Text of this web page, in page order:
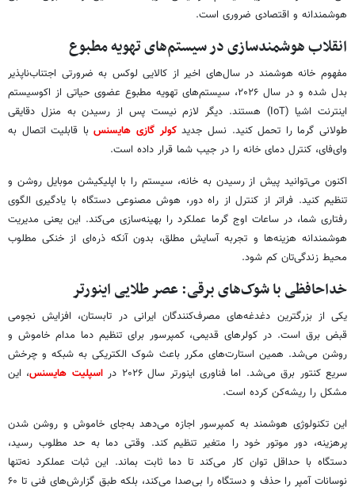
هوشمندانه و اقتصادی ضروری است.
انقلاب هوشمندسازی در سیستم‌های تهویه مطبوع
مفهوم خانه هوشمند در سال‌های اخیر از کالایی لوکس به ضرورتی اجتناب‌ناپذیر
بدل شده و در سال ۲۰۲۶، سیستم‌های تهویه مطبوع عضوی حیاتی از اکوسیستم
اینترنت اشیا (IoT) هستند. دیگر لازم نیست پس از رسیدن به منزل دقایقی
طولانی گرما را تحمل کنید. نسل جدیدکولر گازی هایسنسبا قابلیت اتصال به
وای‌فای، کنترل دمای خانه را در جیب شما قرار داده است.
اکنون می‌توانید پیش از رسیدن به خانه، سیستم را با اپلیکیشن موبایل روشن و
تنظیم کنید. فراتر از کنترل از راه دور، هوش مصنوعی دستگاه با یادگیری الگوی
رفتاری شما، در ساعات اوج گرما عملکرد را بهینه‌سازی می‌کند. این یعنی مدیریت
هوشمندانه هزینه‌ها و تجربه آسایش مطلق، بدون آنکه ذره‌ای از خنکی مطلوب
محیط زندگی‌تان کم شود.
خداحافظی با شوک‌های برقی: عصر طلایی اینورتر
یکی از بزرگترین دغدغه‌های مصرف‌کنندگان ایرانی در تابستان، افزایش نجومی
قبض برق است. در کولرهای قدیمی، کمپرسور برای تنظیم دما مدام خاموش و
روشن می‌شد. همین استارت‌های مکرر باعث شوک الکتریکی به شبکه و چرخش
سریع کنتور برق می‌شد. اما فناوری اینورتر سال ۲۰۲۶ در
اسپلیت هایسنس، این
مشکل را ریشه‌کن کرده است.
این تکنولوژی هوشمند به کمپرسور اجازه می‌دهد به‌جای خاموش و روشن شدن
پرهزینه، دور موتور خود را متغیر تنظیم کند. وقتی دما به حد مطلوب رسید،
دستگاه با حداقل توان کار می‌کند تا دما ثابت بماند. این ثبات عملکرد نه‌تنها
نوسانات آمپر را حذف و دستگاه را بی‌صدا می‌کند، بلکه طبق گزارش‌های فنی تا ۶۰